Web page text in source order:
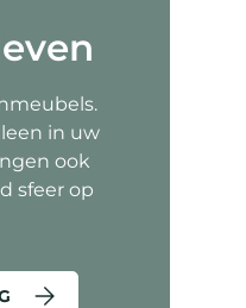
in uw
ook
sfeer op